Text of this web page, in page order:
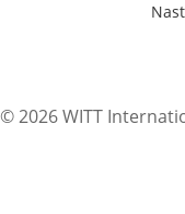
© 2026 WITT